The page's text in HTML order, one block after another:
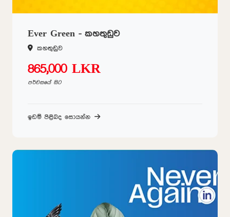
Ever Green - කහතුඩුව
කහතුඩුව
865,000 LKR
පර්චසයේ සිට
ඉඩම් පිළිබද සොයන්න